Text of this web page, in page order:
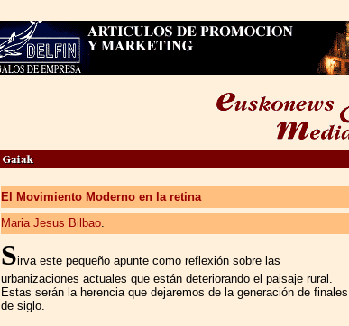
El Movimiento Moderno en la retina
Maria Jesus Bilbao.
Sirva este pequeño apunte como reflexión sobre las
urbanizaciones actuales que están deteriorando el paisaje rural.
Estas serán la herencia que dejaremos de la generación de finales
de siglo.